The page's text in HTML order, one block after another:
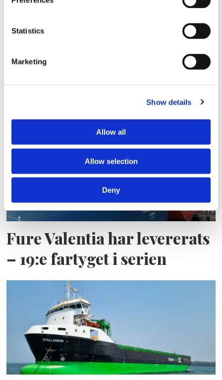
Statistics
Marketing
Show details
Allow all
Allow selection
Deny
åland utbildning
Fure Valentia har levererats
– 19:e fartyget i serien